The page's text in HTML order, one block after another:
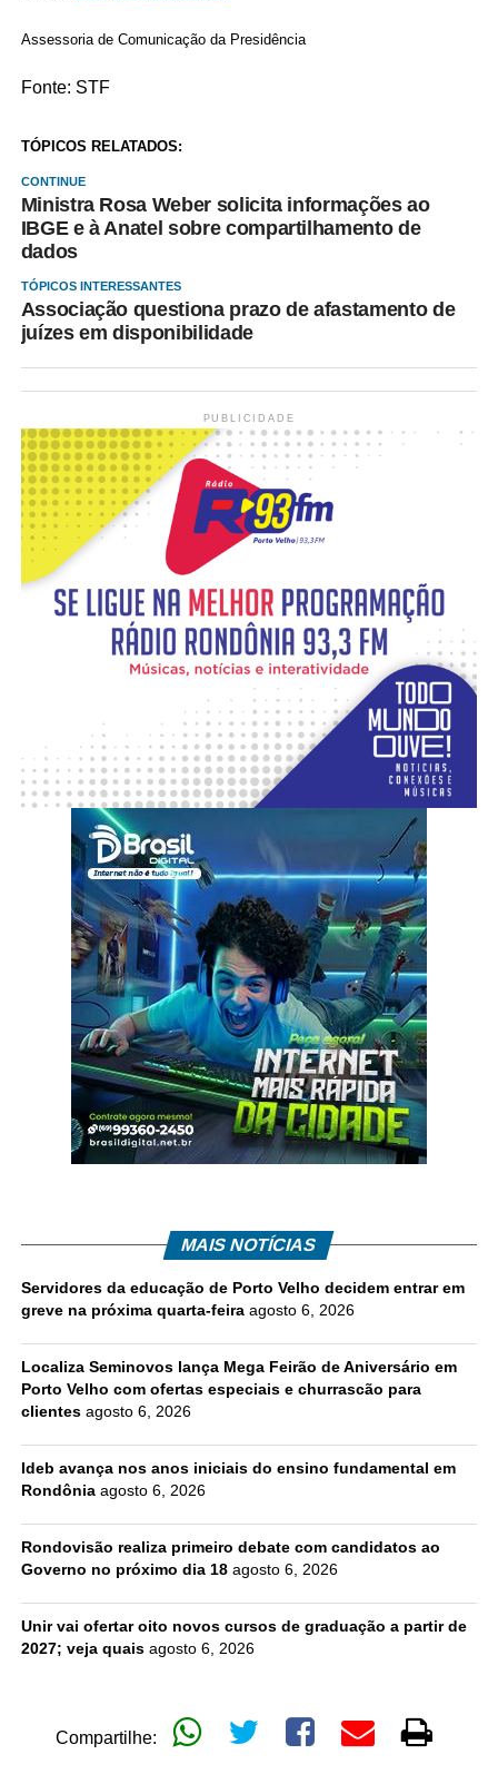
Assessoria de Comunicação da Presidência
Fonte: STF
TÓPICOS RELATADOS:
CONTINUE
Ministra Rosa Weber solicita informações ao
IBGE e à Anatel sobre compartilhamento de
dados
TÓPICOS INTERESSANTES
Associação questiona prazo de afastamento de
juízes em disponibilidade
PUBLICIDADE
MAIS NOTÍCIAS
Servidores da educação de Porto Velho decidem entrar em
greve na próxima quarta-feira agosto 6, 2026
Localiza Seminovos lança Mega Feirão de Aniversário em
Porto Velho com ofertas especiais e churrascão para
clientes agosto 6, 2026
Ideb avança nos anos iniciais do ensino fundamental em
Rondônia agosto 6, 2026
Rondovisão realiza primeiro debate com candidatos ao
Governo no próximo dia 18 agosto 6, 2026
Unir vai ofertar oito novos cursos de graduação a partir de
2027; veja quais agosto 6, 2026
Compartilhe: